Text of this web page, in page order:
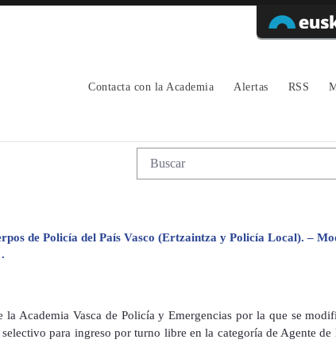
Contacta con la Academia Alertas RSS
Búsqueda web
de Policía del País Vasco (Ertzaintza y Policía Local). –
Academia Vasca de Policía y Emergencias por la que se
para ingreso por turno libre en la categoría de Agente de